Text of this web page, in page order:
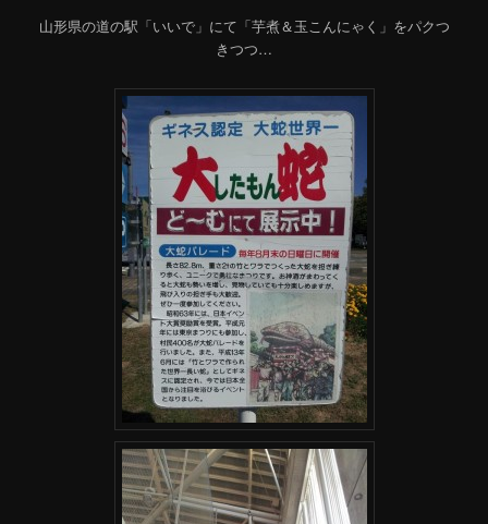
山形県の道の駅「いいで」にて「芋煮＆玉こんにゃく」をパクつ
きつつ…